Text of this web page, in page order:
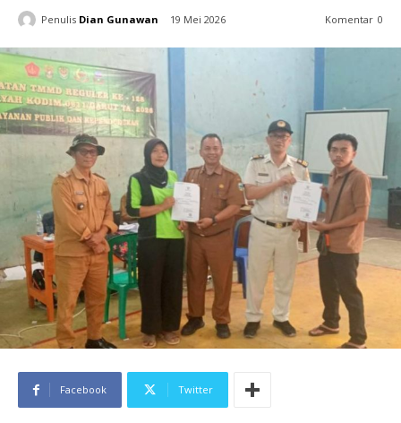
Penulis Dian Gunawan 19 Mei 2026 Komentar 0
Facebook Twitter